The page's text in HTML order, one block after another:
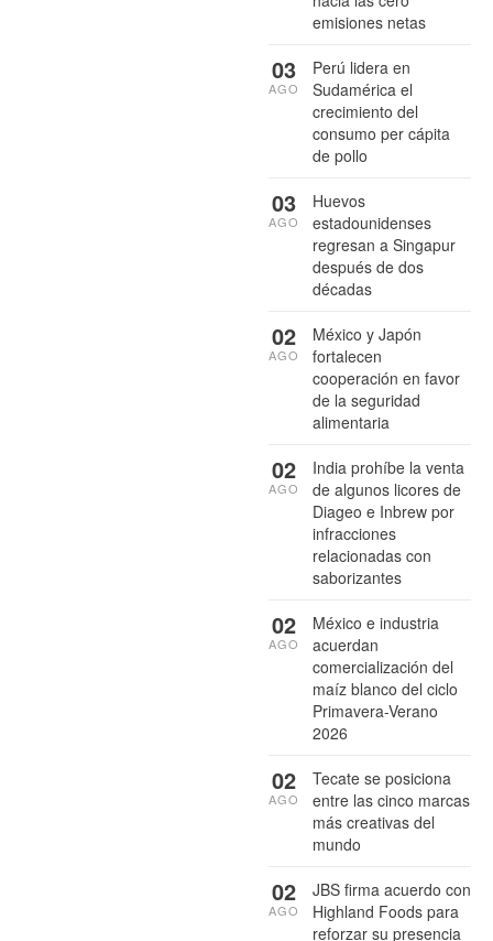
emisiones netas
Perú lidera en
Sudamérica el
crecimiento del
consumo per cápita
de pollo
03
AGO
Huevos
estadounidenses
regresan a Singapur
después de dos
décadas
03
AGO
México y Japón
fortalecen
cooperación en favor
de la seguridad
alimentaria
02
AGO
India prohíbe la venta
de algunos licores de
Diageo e Inbrew por
infracciones
relacionadas con
saborizantes
02
AGO
México e industria
acuerdan
comercialización del
maíz blanco del ciclo
Primavera-Verano
2026
02
AGO
Tecate se posiciona
entre las cinco marcas
más creativas del
mundo
02
AGO
JBS firma acuerdo con
Highland Foods para
reforzar su presencia
02
AGO